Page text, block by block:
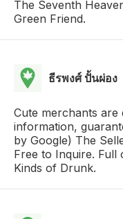
The Seventh
Green Friend.
ธีรพงศ์ ปั้นผ่อง
Cute merchants
information,
by Google) The
Free to Inquire.
Kinds of Drunk.